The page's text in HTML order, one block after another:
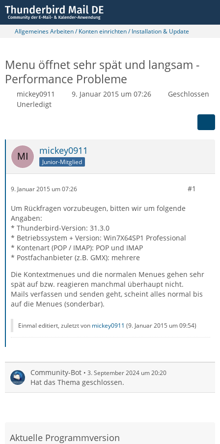
Allgemeines Arbeiten / Konten einrichten / Installation & Update
Menu öffnet sehr spät und langsam -
Performance Probleme
mickey0911 9. Januar 2015 um 07:26
Geschlossen
Unerledigt
mickey0911
Junior-Mitglied
9. Januar 2015 um 07:26 #1
Um Rückfragen vorzubeugen, bitten wir um folgende
Angaben:
* Thunderbird-Version: 31.3.0
* Betriebssystem + Version: Win7X64SP1 Professional
* Kontenart (POP / IMAP): POP und IMAP
* Postfachanbieter (z.B. GMX): mehrere
Die Kontextmenues und die normalen Menues gehen sehr
spät auf bzw. reagieren manchmal überhaupt nicht.
Mails verfassen und senden geht, scheint alles normal bis
auf die Menues (sonderbar).
Einmal editiert, zuletzt von mickey0911 (9. Januar 2015 um 09:54)
Community-Bot 3. September 2024 um 20:20
Hat das Thema geschlossen.
Aktuelle Programmversion